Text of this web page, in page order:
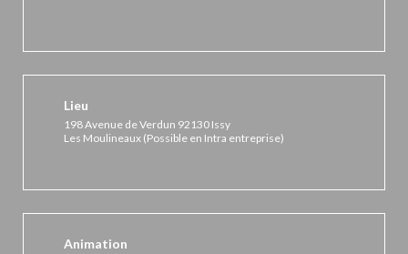
Lieu
198 Avenue de Verdun 92130 Issy
Les Moulineaux (Possible en Intra entreprise)
Animation